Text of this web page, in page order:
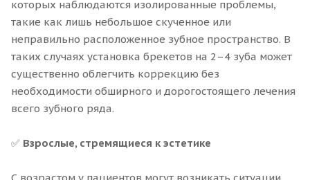
которых наблюдаются изолированные проблемы,
такие как лишь небольшое скученное или
неправильно расположенное зубное пространство. В
таких случаях установка брекетов на 2–4 зуба может
существенно облегчить коррекцию без
необходимости обширного и дорогостоящего лечения
всего зубного ряда.
✅ Взрослые, стремящиеся к эстетике